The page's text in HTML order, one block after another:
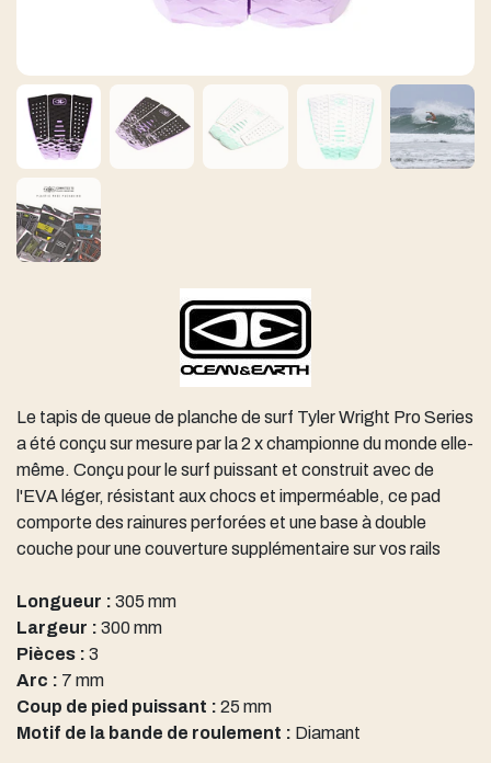
Le tapis de queue de planche de surf Tyler Wright Pro Series
a été conçu sur mesure par la 2 x championne du monde elle-
même. Conçu pour le surf puissant et construit avec de
l'EVA léger, résistant aux chocs et imperméable, ce pad
comporte des rainures perforées et une base à double
couche pour une couverture supplémentaire sur vos rails
Longueur : 305 mm
Largeur : 300 mm
Pièces : 3
Arc : 7 mm
Coup de pied puissant : 25 mm
Motif de la bande de roulement : Diamant